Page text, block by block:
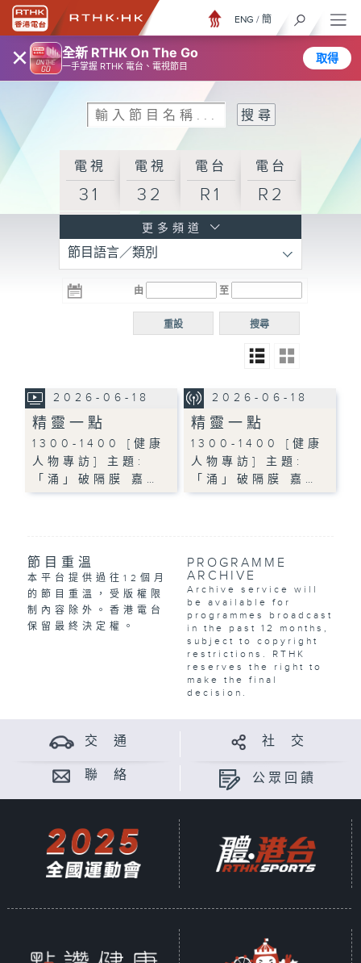
× 全新 RTHK On The Go
一手掌握 RTHK 電台、電視節目
取得
ENG / 簡
電視
31
電視
32
電台
R1
電台
R2
R3
電台 電台
R5
電台
普通
更多頻道
節目語言／類別
由 至
搜尋
重設
2026-06-18
精靈一點
1300-1400 [健康
人物專訪] 主題:
「涌」破隔膜 嘉…
2026-06-18
精靈一點
1300-1400 [健康
人物專訪] 主題:
「涌」破隔膜 嘉…
節目重溫
本平台提供過往12個月
的節目重溫，受版權限
制內容除外。香港電台
保留最終決定權。
PROGRAMME
ARCHIVE
Archive service will
be available for
programmes broadcast
in the past 12 months,
subject to copyright
restrictions. RTHK
reserves the right to
make the final
decision.
交 通 社 交
聯 絡 公眾回饋